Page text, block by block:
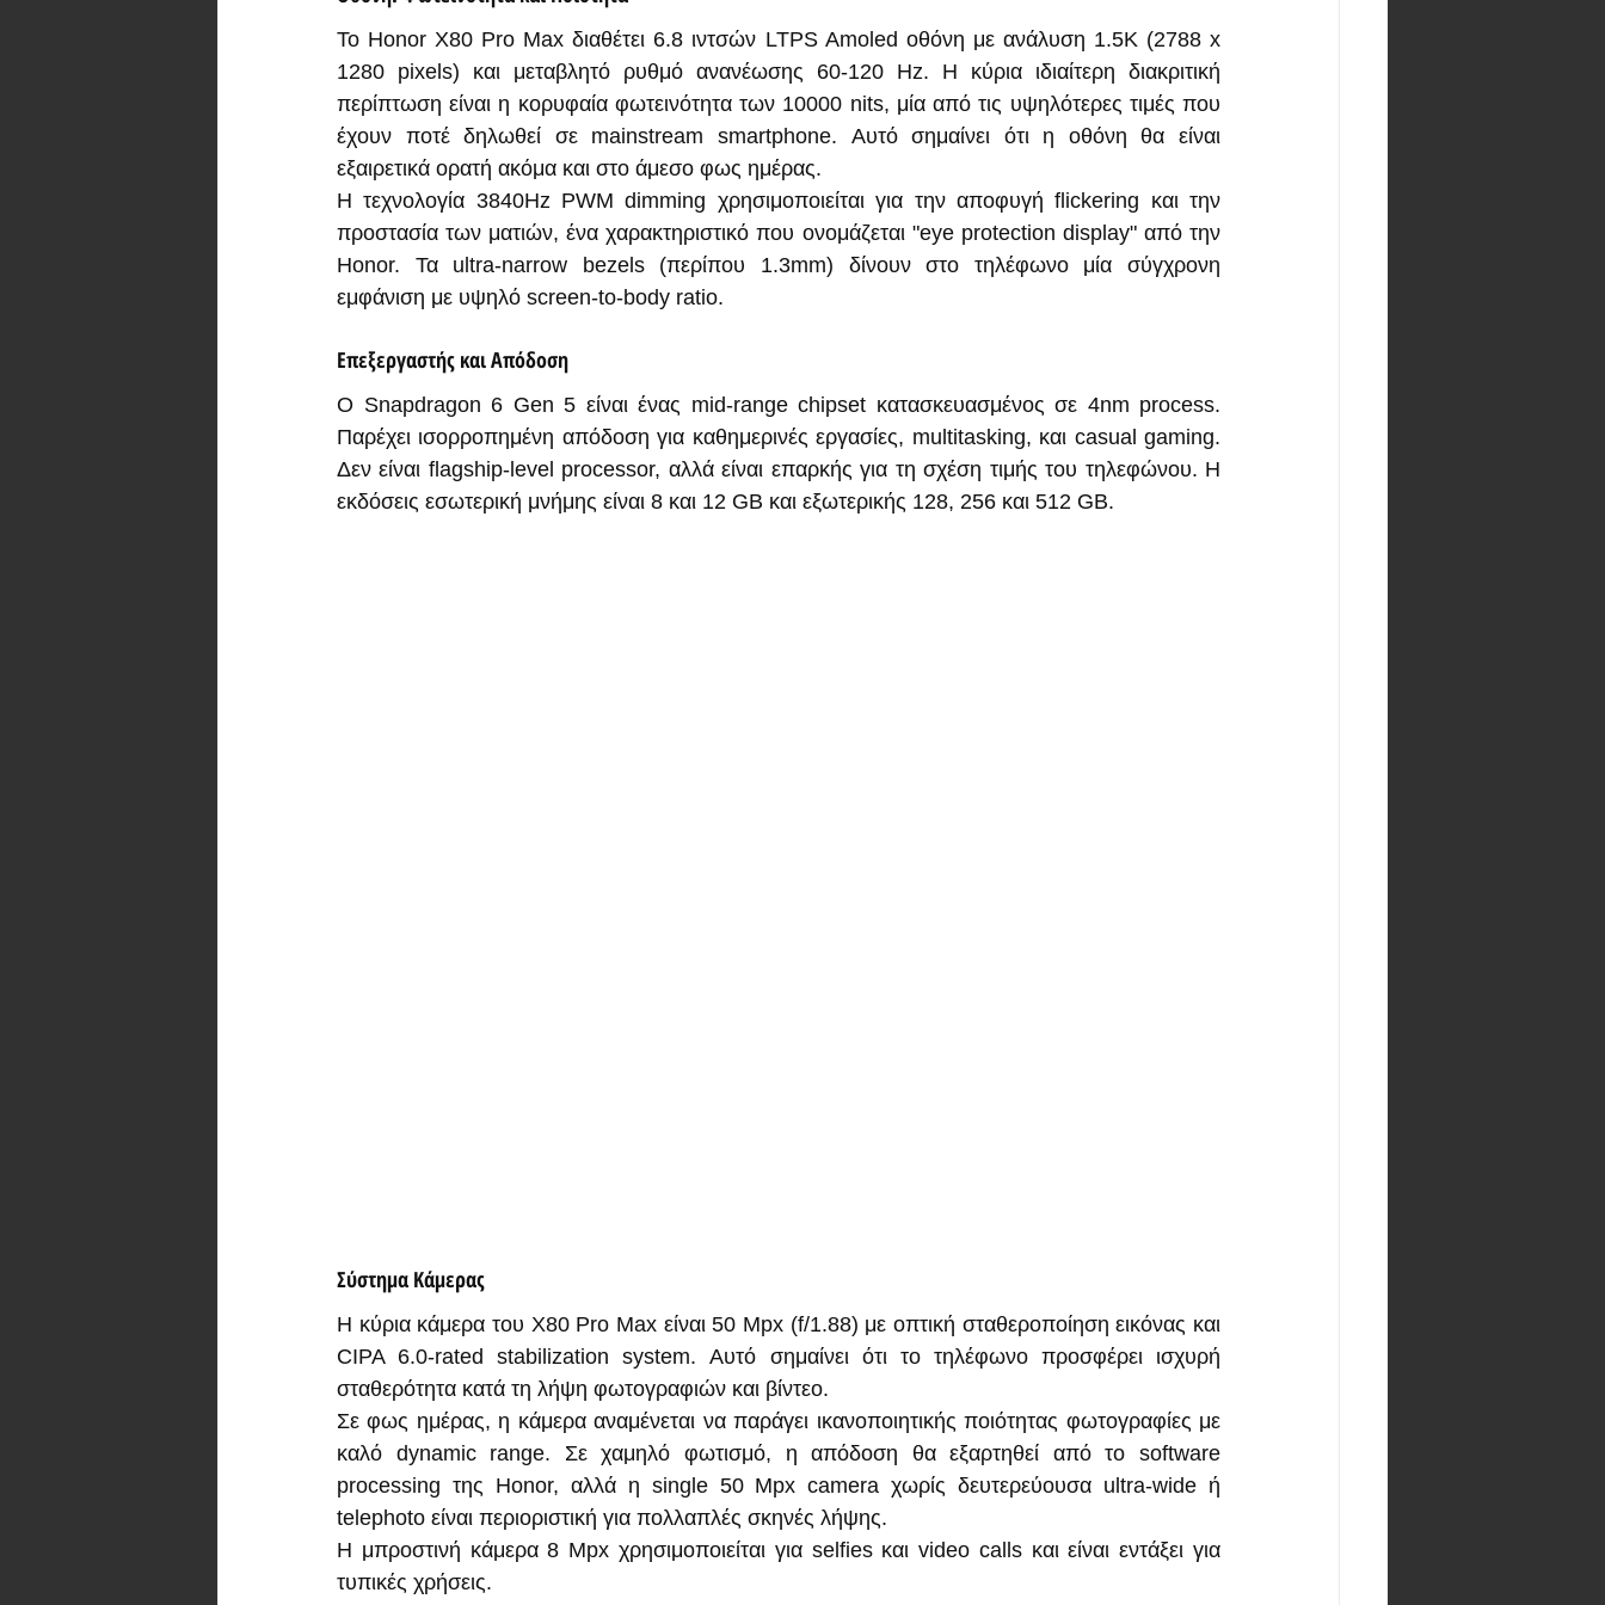
Το Honor X80 Pro Max διαθέτει 6.8 ιντσών LTPS Amoled οθόνη με ανάλυση 1.5K (2788 x
1280 pixels) και μεταβλητό ρυθμό ανανέωσης 60-120 Hz. Η κύρια ιδιαίτερη διακριτική
περίπτωση είναι η κορυφαία φωτεινότητα των 10000 nits, μία από τις υψηλότερες τιμές που
έχουν ποτέ δηλωθεί σε mainstream smartphone. Αυτό σημαίνει ότι η οθόνη θα είναι
εξαιρετικά ορατή ακόμα και στο άμεσο φως ημέρας.
Η τεχνολογία 3840Hz PWM dimming χρησιμοποιείται για την αποφυγή flickering και την
προστασία των ματιών, ένα χαρακτηριστικό που ονομάζεται "eye protection display" από την
Honor. Τα ultra-narrow bezels (περίπου 1.3mm) δίνουν στο τηλέφωνο μία σύγχρονη
εμφάνιση με υψηλό screen-to-body ratio.
Επεξεργαστής και Απόδοση
Ο Snapdragon 6 Gen 5 είναι ένας mid-range chipset κατασκευασμένος σε 4nm process.
Παρέχει ισορροπημένη απόδοση για καθημερινές εργασίες, multitasking, και casual gaming.
Δεν είναι flagship-level processor, αλλά είναι επαρκής για τη σχέση τιμής του τηλεφώνου. Η
εκδόσεις εσωτερική μνήμης είναι 8 και 12 GB και εξωτερικής 128, 256 και 512 GB.
Σύστημα Κάμερας
Η κύρια κάμερα του X80 Pro Max είναι 50 Mpx (f/1.88) με οπτική σταθεροποίηση εικόνας και
CIPA 6.0-rated stabilization system. Αυτό σημαίνει ότι το τηλέφωνο προσφέρει ισχυρή
σταθερότητα κατά τη λήψη φωτογραφιών και βίντεο.
Σε φως ημέρας, η κάμερα αναμένεται να παράγει ικανοποιητικής ποιότητας φωτογραφίες με
καλό dynamic range. Σε χαμηλό φωτισμό, η απόδοση θα εξαρτηθεί από το software
processing της Honor, αλλά η single 50 Mpx camera χωρίς δευτερεύουσα ultra-wide ή
telephoto είναι περιοριστική για πολλαπλές σκηνές λήψης.
Η μπροστινή κάμερα 8 Mpx χρησιμοποιείται για selfies και video calls και είναι εντάξει για
τυπικές χρήσεις.